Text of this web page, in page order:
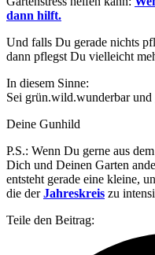
dann hilft.
Und falls Du gerade nichts
dann pflegst Du vielleicht
In diesem Sinne:
Sei grün.wild.wunderbar und
Deine Gunhild
P.S.: Wenn Du gerne aus
Dich und Deinen Garten
entsteht gerade eine kleine,
die derJahreskreis zu
Teile den Beitrag: